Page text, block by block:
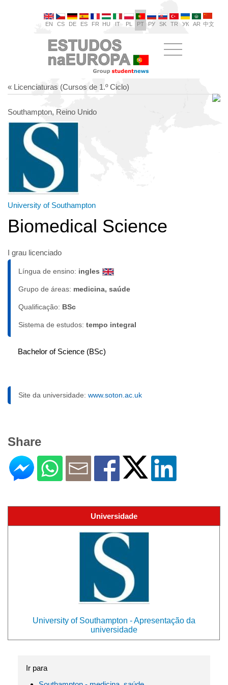
EN CS DE ES FR HU IT PL PT РУ SK TR УК AR 中文
« Licenciaturas (Cursos de 1.º Ciclo)
Southampton, Reino Unido
University of Southampton
Biomedical Science
I grau licenciado
Língua de ensino: ingles
Grupo de áreas: medicina, saúde
Qualificação: BSc
Sistema de estudos: tempo integral
Bachelor of Science (BSc)
Site da universidade: www.soton.ac.uk
Share
Universidade
University of Southampton - Apresentação da
universidade
Ir para